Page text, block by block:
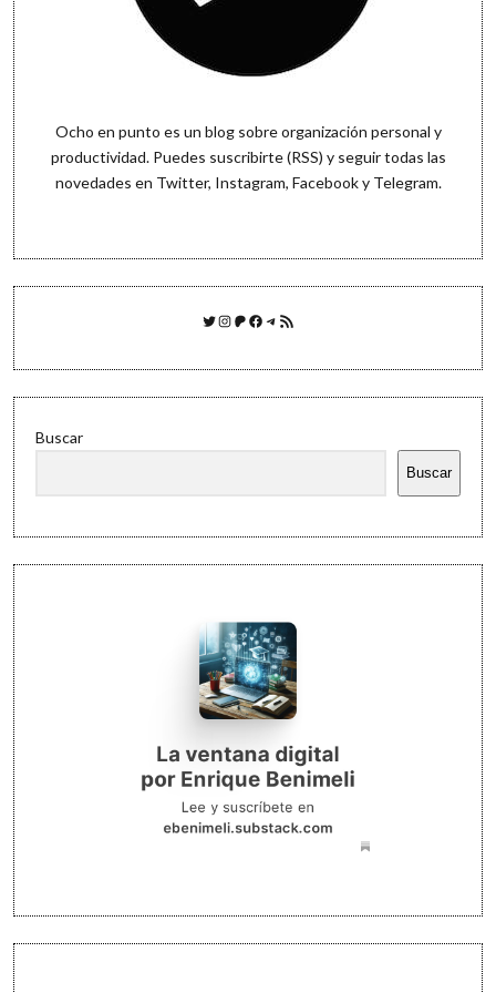
Ocho en punto es un blog sobre organización personal y
productividad. Puedes suscribirte (RSS) y seguir todas las
novedades en Twitter, Instagram, Facebooky Telegram.
Twitter
Instagram
Patreon
Facebook
Telegram
Feed RSS
Buscar
Buscar